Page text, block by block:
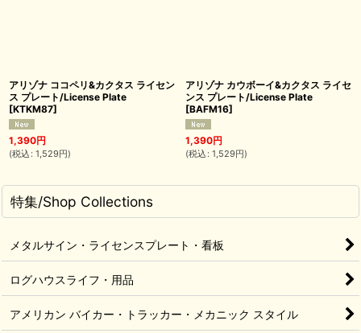
アリゾナ ココペリ&カクタス ライセン
ス プレート/License Plate
[KTKM87]
1,390円
(税込 : 1,529円)
アリゾナ カウボーイ&カクタス ライセ
ンス プレート/License Plate
[BAFM16]
1,390円
(税込 : 1,529円)
特集/Shop Collections
メタルサイン・ライセンスプレート・看板
ログハウスライフ・用品
アメリカン バイカー・トラッカー・メカニック スタイル